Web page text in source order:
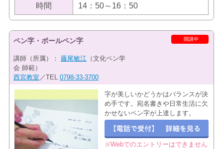
時間 14：50～16：50
開講中
ペン字・ボールペン字
講師（所属）： 藤尾敏江 （文化ペン学
会 師範）
西宮教室 ／TEL 0798-33-3700
字が美しいかどうかはバランスが決
め手です。宛名書きや日常生活に欠
かせないペン字が上達します。
※Webでのエントリーはできません